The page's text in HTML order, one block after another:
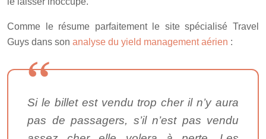
Comme le résume parfaitement le site spécialisé Travel
Guys dans son analyse du yield management aérien :
Si le billet est vendu trop cher il n’y aura
pas de passagers, s’il n’est pas vendu